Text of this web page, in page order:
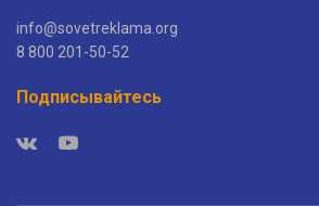
info@sovetreklama.org
8 800 201-50-52
Подписывайтесь